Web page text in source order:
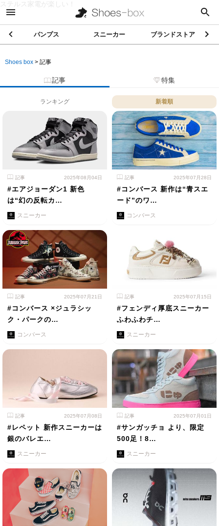
ステルス家電が楽しい！
パンプス スニーカー ブランドストア
Shoes box > 記事
記事 特集
ランキング 新着順
記事 2025年08月04日
#エアジョーダン1 新色
は“幻の反転カ…
スニーカー
記事 2025年07月28日
#コンバース 新作は“青スエ
ード”のワ…
コンバース
記事 2025年07月21日
#コンバース ×ジュラシッ
ク・パークの…
コンバース
記事 2025年07月15日
#フェンディ厚底スニーカー
ふわふわチ…
スニーカー
記事 2025年07月08日
#レペット 新作スニーカーは
銀のバレエ…
スニーカー
記事 2025年07月01日
#サンガッチョ より、限定
500足！8…
スニーカー